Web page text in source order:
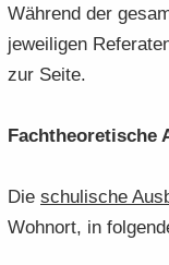
Wäh­rend der
je­wei­li­gen
zur Seite.
Fach­theo­re­ti­sche
Die schu­li­sche
Wohn­ort, in